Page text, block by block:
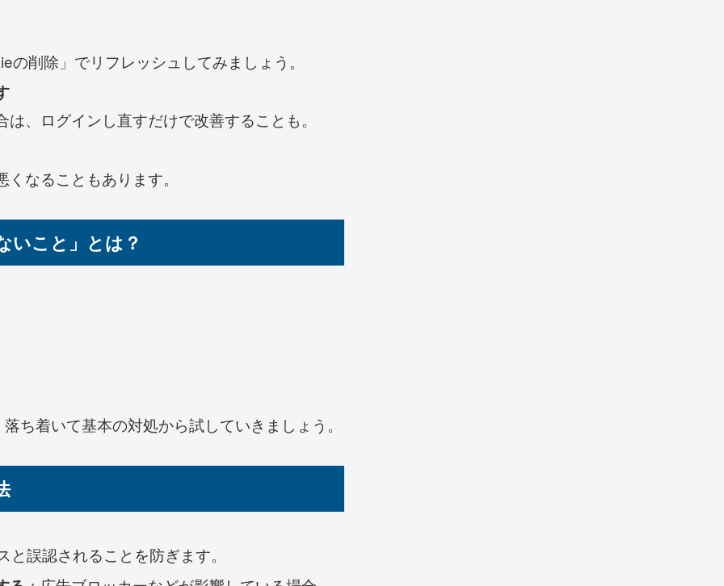
削除」でリフレッシュしてみましょう。
、ログインし直すだけで改善することも。
なることもあります。
いこと」とは？
ち着いて基本の対処から試していきましょう。
誤認されることを防ぎます。